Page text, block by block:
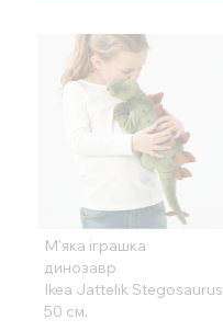
М'яка іграшка
динозавр
Ikea Jattelik Stegosaurus
50 см.